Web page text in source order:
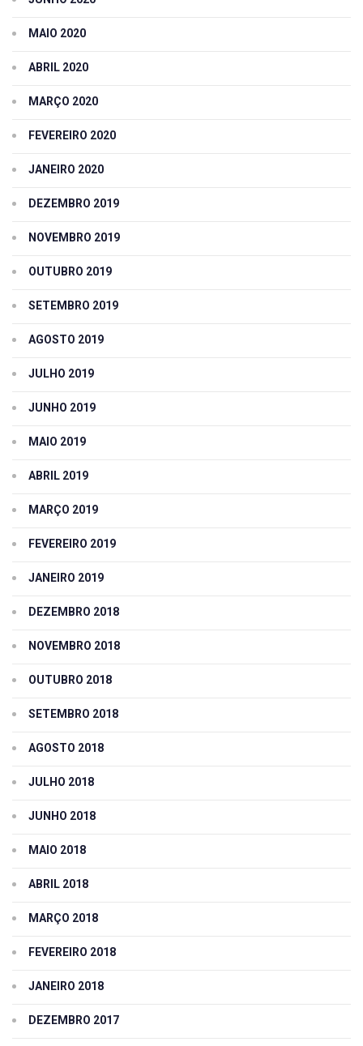
MAIO 2020
ABRIL 2020
MARÇO 2020
FEVEREIRO 2020
JANEIRO 2020
DEZEMBRO 2019
NOVEMBRO 2019
OUTUBRO 2019
SETEMBRO 2019
AGOSTO 2019
JULHO 2019
JUNHO 2019
MAIO 2019
ABRIL 2019
MARÇO 2019
FEVEREIRO 2019
JANEIRO 2019
DEZEMBRO 2018
NOVEMBRO 2018
OUTUBRO 2018
SETEMBRO 2018
AGOSTO 2018
JULHO 2018
JUNHO 2018
MAIO 2018
ABRIL 2018
MARÇO 2018
FEVEREIRO 2018
JANEIRO 2018
DEZEMBRO 2017